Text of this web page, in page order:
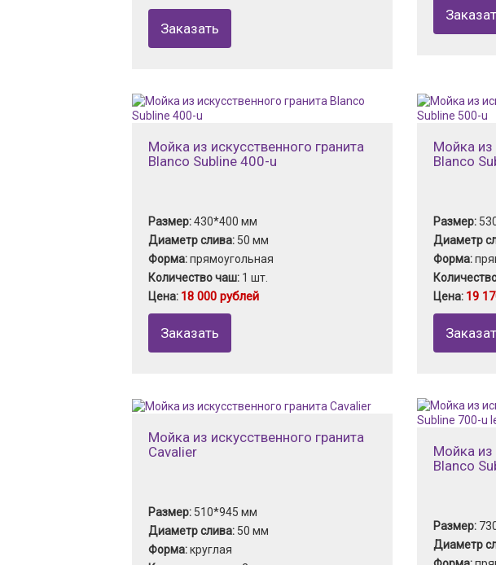
Заказать
Мойка из искусственного гранита
Blanco Subline 400-u
Размер:430*400 мм
Диаметр слива: 50 мм
Форма:прямоугольная
Количество чаш: 1 шт.
Цена: 18 000 рублей
Заказать
Мойка из
Blanco
Размер:
Диаметр
Форма:
Цена: 19
Мойка из искусственного гранита
Cavalier
Размер: 510*945 мм
Диаметр слива: 50 мм
Форма:круглая
Мойка из
Blanco
Размер:
Диаметр